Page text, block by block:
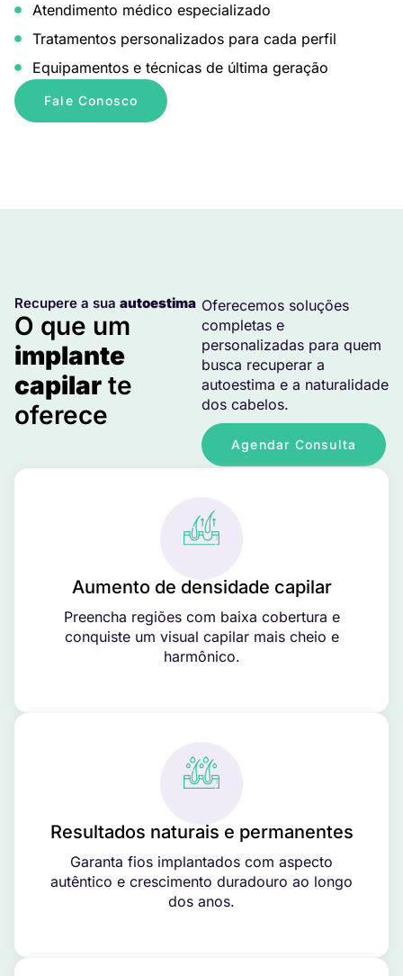
Atendimento médico especializado
Tratamentos personalizados para cada perfil
Equipamentos e técnicas de última geração
Fale Conosco
Recupere a sua autoestima
O que um
implante
capilar te
oferece
Oferecemos soluções
completas e
personalizadas para quem
busca recuperar a
autoestima e a naturalidade
dos cabelos.
Agendar Consulta
Aumento de densidade capilar
Preencha regiões com baixa cobertura e
conquiste um visual capilar mais cheio e
harmônico.
Resultados naturais e permanentes
Garanta fios implantados com aspecto
autêntico e crescimento duradouro ao longo
dos anos.